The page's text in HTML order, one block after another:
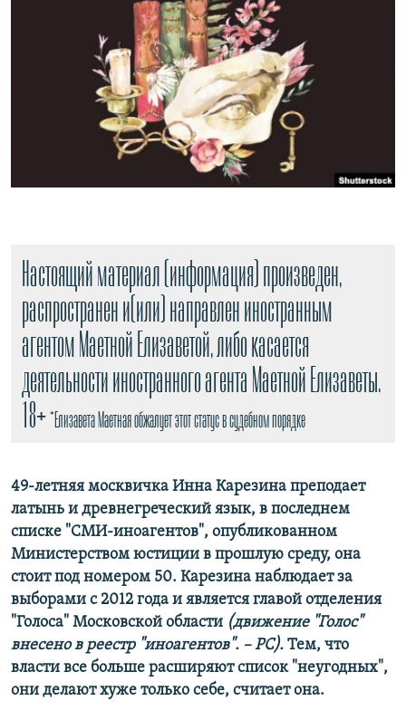
РАСПИСАНИЕ ВЕЩАНИЯ
ПОДПИШИТЕСЬ НА РАССЫЛКУ
СОЦИАЛЬНЫЕ СЕТИ
Настоящий материал (информация) произведен,
распространен и(или) направлен иностранным
агентом Маетной Елизаветой, либо касается
деятельности иностранного агента Маетной Елизаветы.
18+*Елизавета Маетная обжалует этот статус в судебном порядке
49-летняя москвичка Инна Карезина преподает
латынь и древнегреческий язык, в последнем
списке "СМИ-иноагентов", опубликованном
Министерством юстиции в прошлую среду, она
стоит под номером 50. Карезина наблюдает за
выборами с 2012 года и является главой отделения
"Голоса" Московской области (движение "Голос"
внесено в реестр "иноагентов". – РС). Тем, что
власти все больше расширяют список "неугодных",
они делают хуже только себе, считает она.